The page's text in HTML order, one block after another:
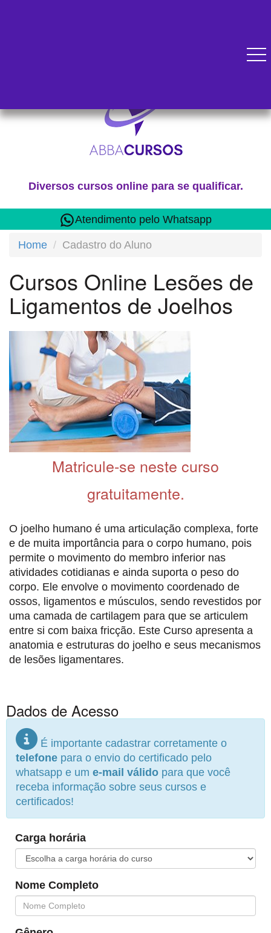
Atendimento pelo Whatsapp
Diversos cursos online para se qualificar.
Home Cadastro do Aluno
Cursos Online Lesões de
Ligamentos de Joelhos
Matricule-se neste curso
gratuitamente.
O joelho humano é uma articulação complexa, forte
e de muita importância para o corpo humano, pois
permite o movimento do membro inferior nas
atividades cotidianas e ainda suporta o peso do
corpo. Ele envolve o movimento coordenado de
ossos, ligamentos e músculos, sendo revestidos por
uma camada de cartilagem para que se articulem
entre si com baixa fricção. Este Curso apresenta a
anatomia e estruturas do joelho e seus mecanismos
de lesões ligamentares.
Dados de Acesso
É importante cadastrar corretamente o
telefone para o envio do certificado pelo
whatsapp e um e-mail válido para que você
receba informação sobre seus cursos e
certificados!
Carga horária
Nome Completo